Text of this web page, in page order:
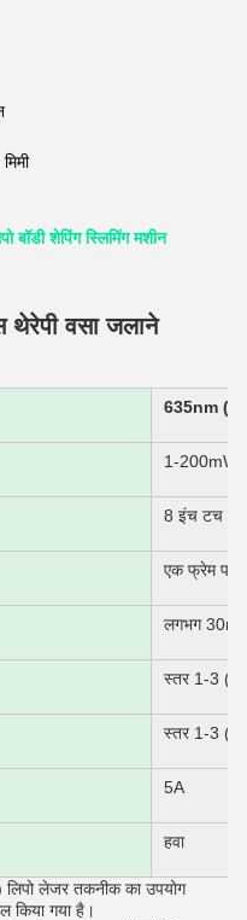
बॉडी शेपिंग स्लिमिंग मशीन
थेरेपी वसा जलाने
635nm
1-200mW
8 इंच टच रंग
एक फ्रेम पर
लगभग
स्तर 1-3
स्तर 1-3
5A
हवा
लिपो लेजर तकनीक का उपयोग
किया गया है।